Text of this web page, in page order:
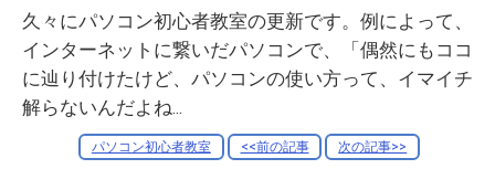
久々にパソコン初心者教室の更新です。例によって、
インターネットに繋いだパソコンで、「偶然にもココ
に辿り付けたけど、パソコンの使い方って、イマイチ
解らないんだよね...
パソコン初心者教室 <<前の記事 次の記事>>